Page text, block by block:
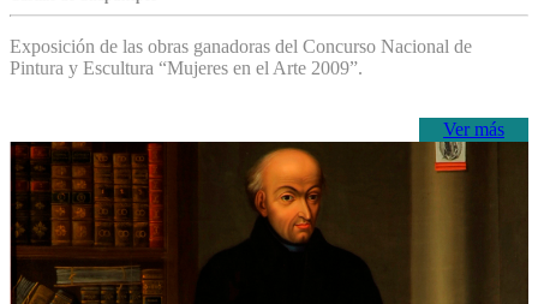
Exposición de las obras ganadoras del Concurso Nacional de
Pintura y Escultura “Mujeres en el Arte 2009”.
Ver más